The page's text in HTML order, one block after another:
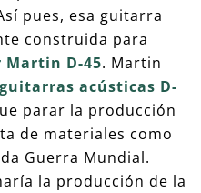
pues, esa guitarra
construida para
D-45. Martin
guitarras acústicas D-
parar la producción
de materiales como
Guerra Mundial.
la producción de la